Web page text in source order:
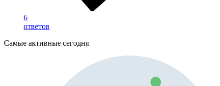
6
ответов
Самые активные сегодня